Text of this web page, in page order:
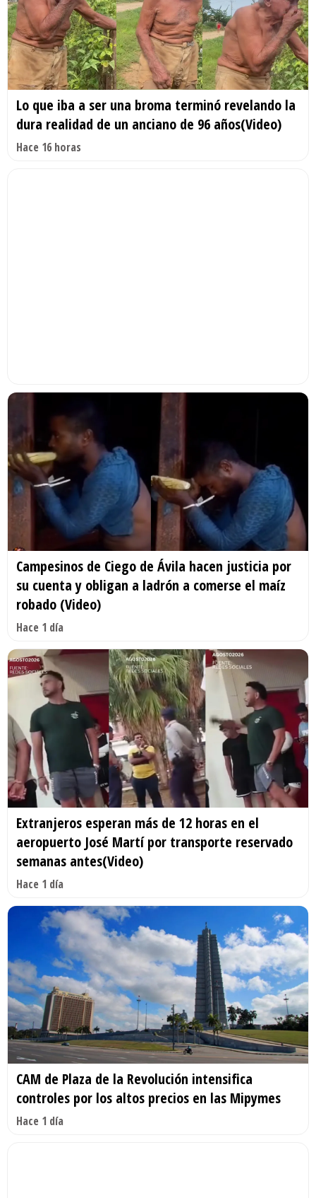
Lo que iba a ser una broma terminó revelando la
dura realidad de un anciano de 96 años(Video)
Hace 16 horas
Campesinos de Ciego de Ávila hacen justicia por
su cuenta y obligan a ladrón a comerse el maíz
robado (Video)
Hace 1 día
Extranjeros esperan más de 12 horas en el
aeropuerto José Martí por transporte reservado
semanas antes(Video)
Hace 1 día
CAM de Plaza de la Revolución intensifica
controles por los altos precios en las Mipymes
Hace 1 día